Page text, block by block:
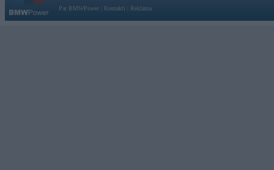
Par BMWPower
Kontakti Reklāma